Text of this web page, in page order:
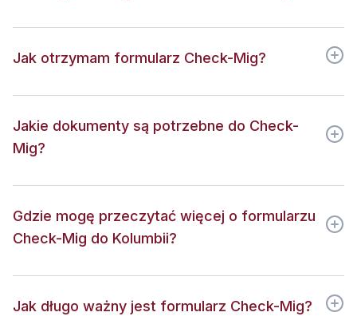
Jak otrzymam formularz Check-Mig?
Jakie dokumenty są potrzebne do Check-
Mig?
Gdzie mogę przeczytać więcej o formularzu
Check-Mig do Kolumbii?
Jak długo ważny jest formularz Check-Mig?